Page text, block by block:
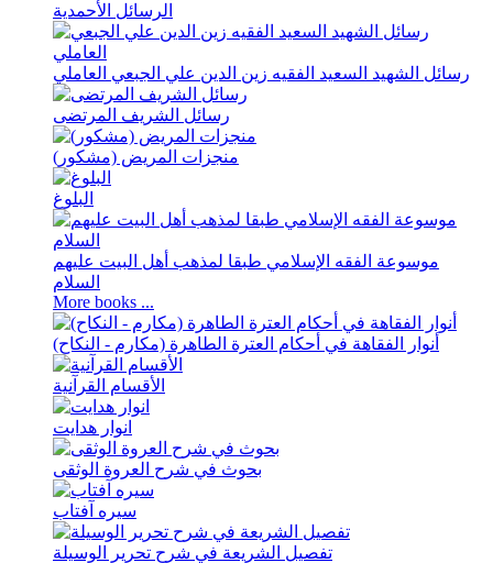
الرسائل الأحمدیة
رسائل الشهید السعید الفقیه زین الدین علي الجبعي العاملي
رسائل الشریف المرتضی
منجزات المریض (مشکور)
البلوغ
موسوعة الفقه الإسلامي طبقا لمذهب أهل البیت علیهم
السلام
More books ...
أنوار الفقاهة في أحکام العترة الطاهرة (مکارم - النکاح)
الأقسام القرآنية
انوار هدايت
بحوث في شرح العروة الوثقی
سيره آفتاب
تفصیل الشریعة في شرح تحریر الوسیلة